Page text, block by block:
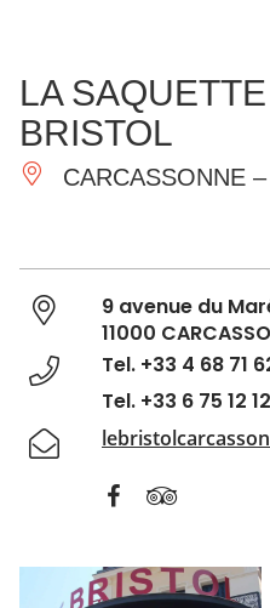
IMPRESCINDIBLES
HACER
LA
BRISTOL
CARCASSONNE
9 avenue du
11000
Tel. +33 4 68 71
Tel. +33 6 75 12